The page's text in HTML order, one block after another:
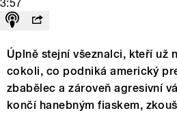
3:57
Úplně stejní všeznalci, kteří už
cokoli, co podniká americký
zbabělec a zároveň agresivní
končí hanebným fiaskem,